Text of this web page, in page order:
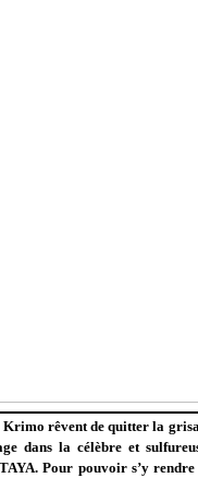
rêvent de quitter la
dans la célèbre et
Pour pouvoir s’y